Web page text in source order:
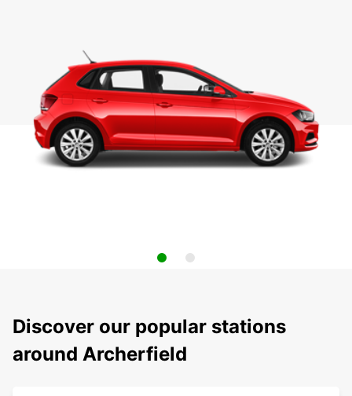
Discover our popular stations
around Archerfield